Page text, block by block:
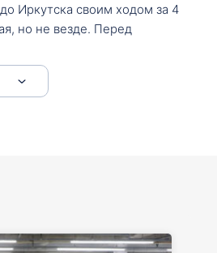
Иркутска своим ходом за 4
но не везде. Перед
следования.